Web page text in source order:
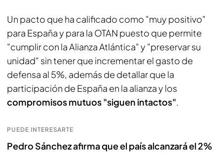
Un pacto que ha calificado como "muy positivo"
para España y para la OTAN puesto que permite
"cumplir con la Alianza Atlántica" y "preservar su
unidad" sin tener que incrementar el gasto de
defensa al 5%, además de detallar que la
participación de España en la alianza y los
compromisos mutuos "siguen intactos".
PUEDE INTERESARTE
Pedro Sánchez afirma que el país alcanzará el 2%